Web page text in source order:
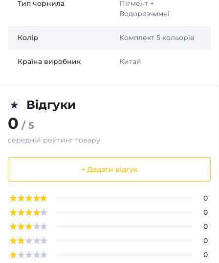
Тип чорнила
Пігмент +
Водорозчинні
Колір Комплект 5 кольорів
Країна виробник Китай
Відгуки
0 / 5
середній рейтинг товару
+ Додати відгук
0
0
0
0
0